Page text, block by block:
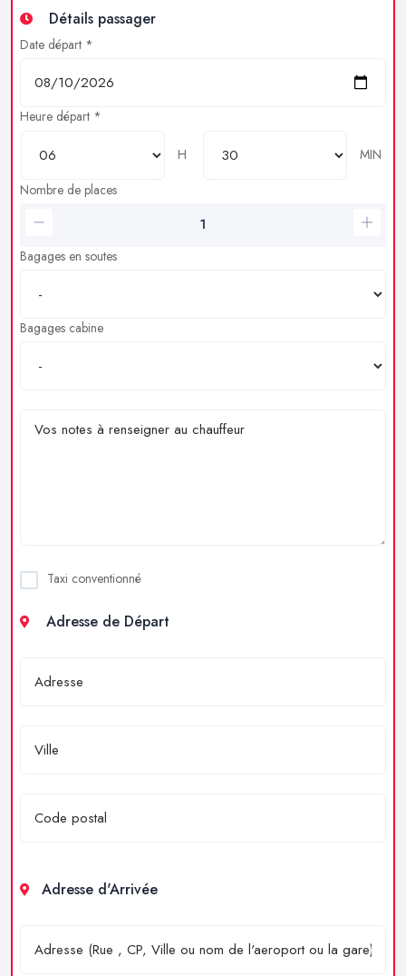
Détails passager
Date départ *
Heure départ *
H
MIN
Nombre de places
Bagages en soutes
Bagages cabine
Taxi conventionné
Adresse de Départ
Adresse d'Arrivée